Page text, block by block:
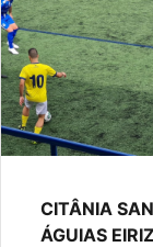
CITÂNIA
ÁGUIAS